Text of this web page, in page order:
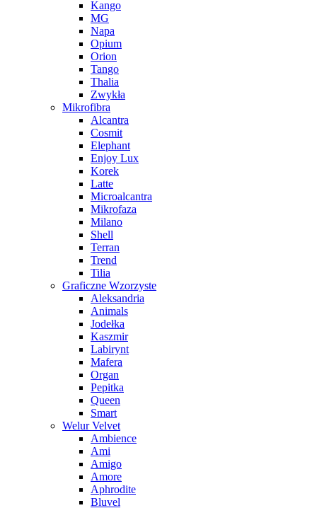
Kango
MG
Napa
Opium
Orion
Tango
Thalia
Zwykła
Mikrofibra
Alcantra
Cosmit
Elephant
Enjoy Lux
Korek
Latte
Microalcantra
Mikrofaza
Milano
Shell
Terran
Trend
Tilia
Graficzne Wzorzyste
Aleksandria
Animals
Jodełka
Kaszmir
Labirynt
Mafera
Organ
Pepitka
Queen
Smart
Welur Velvet
Ambience
Ami
Amigo
Amore
Aphrodite
Bluvel